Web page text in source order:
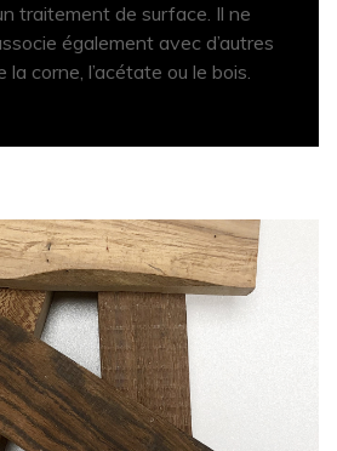
traitement de surface. Il ne
également avec d’autres
corne, l’acétate ou le bois.